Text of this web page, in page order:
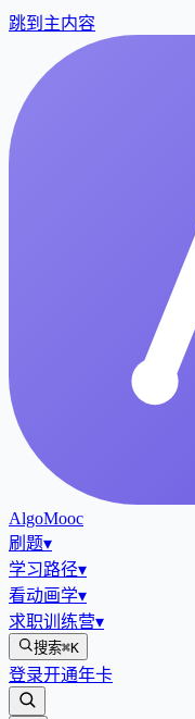
跳到主内容
AlgoMooc
刷题▾
学习路径▾
看动画学▾
求职训练营▾
搜索⌘K
登录开通年卡